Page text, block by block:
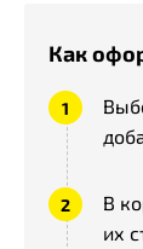
Как
В
их